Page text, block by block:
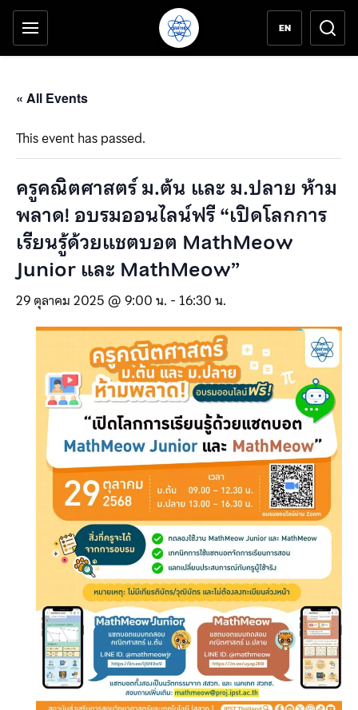
ข้ามไปยังเนื้อหาหลัก
เครื่องมือช่วยเหลือ
EN
« All Events
This event has passed.
ครูคณิตศาสตร์ ม.ต้น และ ม.ปลาย ห้าม
พลาด! อบรมออนไลน์ฟรี “เปิดโลกการ
เรียนรู้ด้วยแชตบอต MathMeow
Junior และ MathMeow”
29 ตุลาคม 2025 @ 9:00 น. - 16:30 น.